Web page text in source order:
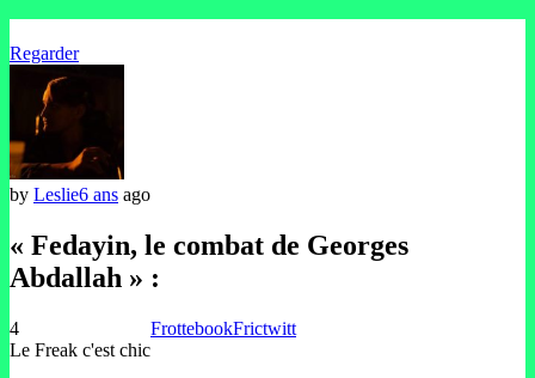
Regarder
by Leslie6 ans ago
« Fedayin, le combat de Georges
Abdallah » :
4
Le Freak c'est chic
FrottebookFrictwitt